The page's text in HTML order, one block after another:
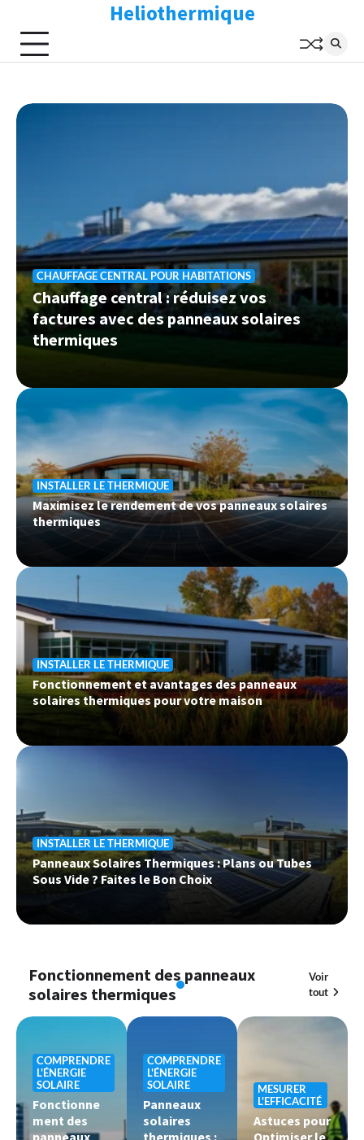
content
Heliothermique
CHAUFFAGE CENTRAL POUR HABITATIONS
Chauffage central : réduisez vos
factures avec des panneaux solaires
thermiques
INSTALLER LE THERMIQUE
Maximisez le rendement de vos panneaux solaires
thermiques
INSTALLER LE THERMIQUE
Fonctionnement et avantages des panneaux
solaires thermiques pour votre maison
INSTALLER LE THERMIQUE
Panneaux Solaires Thermiques : Plans ou Tubes
Sous Vide ? Faites le Bon Choix
Fonctionnement des panneaux
solaires thermiques
Voir
tout
COMPRENDRE
L'ÉNERGIE
SOLAIRE
Fonctionne
ment des
panneaux
COMPRENDRE
L'ÉNERGIE
SOLAIRE
Panneaux
solaires
thermiques :
MESURER
L'EFFICACITÉ
Astuces pour
Optimiser le